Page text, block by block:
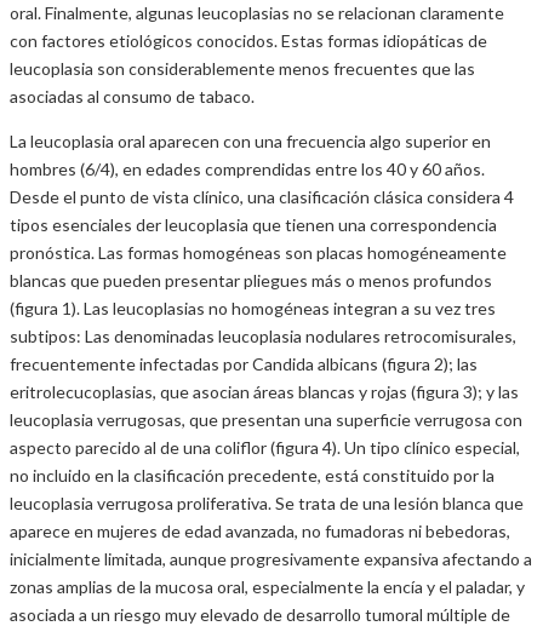
oral. Finalmente, algunas leucoplasias no se relacionan claramente
con factores etiológicos conocidos. Estas formas idiopáticas de
leucoplasia son considerablemente menos frecuentes que las
asociadas al consumo de tabaco.
La leucoplasia oral aparecen con una frecuencia algo superior en
hombres (6/4), en edades comprendidas entre los 40 y 60 años.
Desde el punto de vista clínico, una clasificación clásica considera 4
tipos esenciales der leucoplasia que tienen una correspondencia
pronóstica. Las formas homogéneas son placas homogéneamente
blancas que pueden presentar pliegues más o menos profundos
(figura 1). Las leucoplasias no homogéneas integran a su vez tres
subtipos: Las denominadas leucoplasia nodulares retrocomisurales,
frecuentemente infectadas por Candida albicans (figura 2); las
eritrolecucoplasias, que asocian áreas blancas y rojas (figura 3); y las
leucoplasia verrugosas, que presentan una superficie verrugosa con
aspecto parecido al de una coliflor (figura 4). Un tipo clínico especial,
no incluido en la clasificación precedente, está constituido por la
leucoplasia verrugosa proliferativa. Se trata de una lesión blanca que
aparece en mujeres de edad avanzada, no fumadoras ni bebedoras,
inicialmente limitada, aunque progresivamente expansiva afectando a
zonas amplias de la mucosa oral, especialmente la encía y el paladar, y
asociada a un riesgo muy elevado de desarrollo tumoral múltiple de